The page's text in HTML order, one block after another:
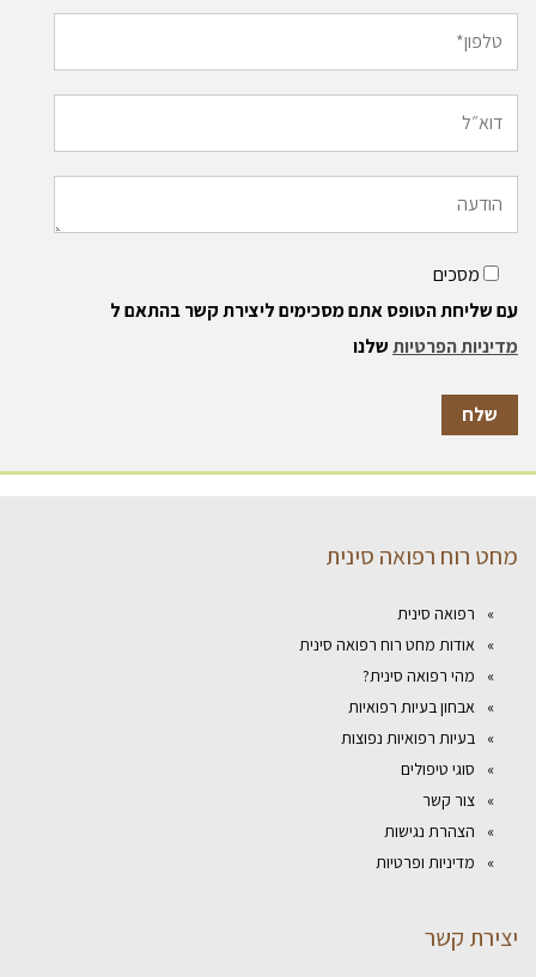
מסכים
עם שליחת הטופס אתם מסכימים ליצירת קשר בהתאם ל
מדיניות הפרטיותשלנו
מחט רוח רפואה סינית
רפואה סינית
אודות מחט רוח רפואה סינית
מהי רפואה סינית?
אבחון בעיות רפואיות
בעיות רפואיות נפוצות
סוגי טיפולים
צור קשר
הצהרת נגישות
מדיניות ופרטיות
יצירת קשר